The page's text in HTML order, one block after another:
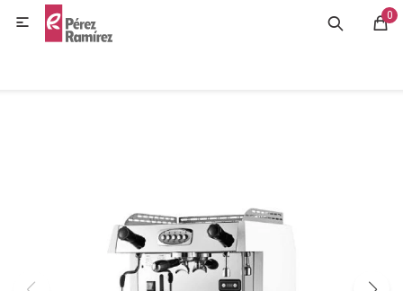
0
 MI CUENTA
BLOG